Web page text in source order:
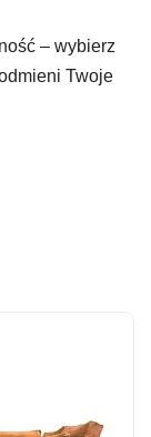
– wybierz
Twoje